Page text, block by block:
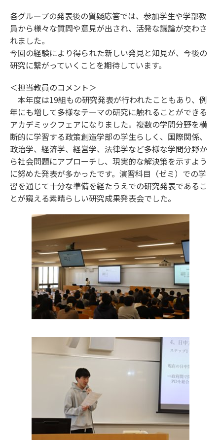
各グループの発表後の質疑応答では、参加学生や学部教
員から様々な質問や意見が出され、活発な議論が交わさ
れました。
今回の経験により得られた新しい発見と知見が、今後の
研究に繋がっていくことを期待しています。
＜担当教員のコメント＞
本年度は19組もの研究発表が行われたこともあり、例
年にも増して多様なテーマの研究に触れることができる
アカデミックフェアになりました。複数の学問分野を横
断的に学習する政策創造学部の学生らしく、国際関係、
政治学、経済学、経営学、法律学など多様な学問分野か
ら社会問題にアプローチし、現実的な解決策を示すよう
に努めた発表が多かったです。演習科目（ゼミ）での学
習を通じて十分な準備を経たうえでの研究発表であるこ
とが窺える素晴らしい研究成果発表会でした。